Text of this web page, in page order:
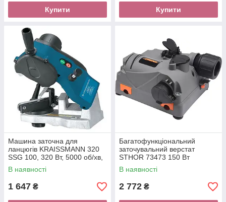
Купити Купити
Машина заточна для
ланцюгів KRAISSMANN 320
SSG 100, 320 Вт, 5000 об/хв,
диск 104*22, коробка,
гарантія 12 міс
В наявності
1 647 ₴
Багатофункціональний
заточувальний верстат
STHOR 73473 150 Вт
В наявності
2 772 ₴